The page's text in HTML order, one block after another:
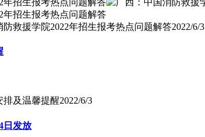
防救援学院2022年招生报考热点问题解答2022/6/3
排及温馨提醒2022/6/3
日发放